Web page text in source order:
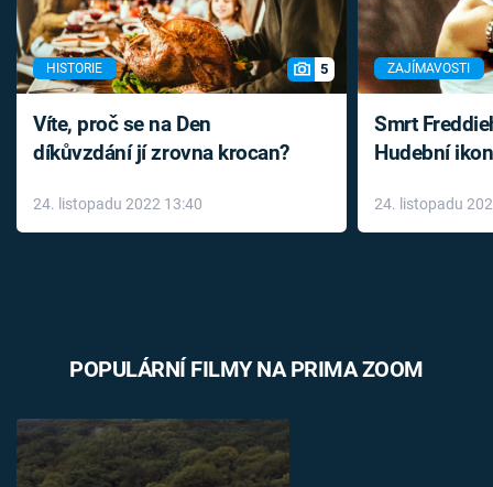
HISTORIE 5
Víte, proč se na Den
díkůvzdání jí zrovna krocan?
24. listopadu 2022 13:40
ZAJÍMAVOSTI
Smrt
Hudební
léky
24. listopadu
POPULÁRNÍ FILMY NA PRIMA ZOOM